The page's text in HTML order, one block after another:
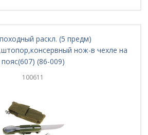
раскл. (5 предм)
нож-в чехле на
пояс(607) (86-009)
100611